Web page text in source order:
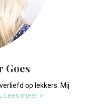
Goes
op lekkers. Mij
Lees meer >